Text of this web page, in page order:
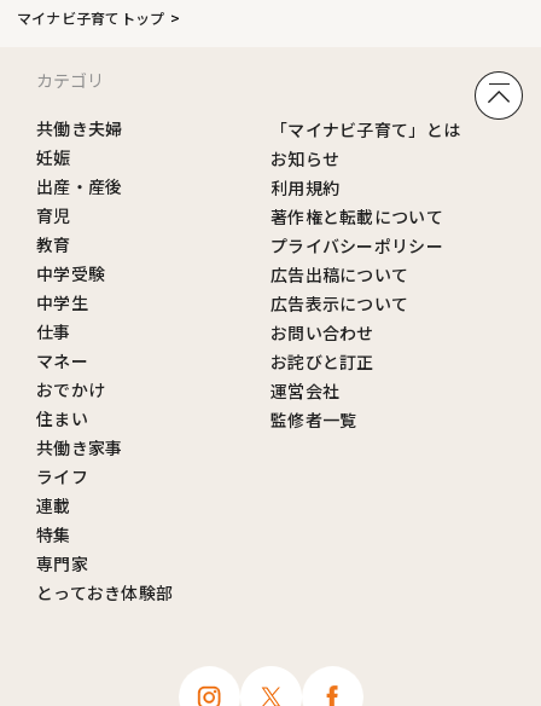
マイナビ子育てトップ
カテゴリ
共働き夫婦
妊娠
出産・産後
育児
教育
中学受験
中学生
仕事
マネー
おでかけ
住まい
共働き家事
ライフ
連載
特集
専門家
とっておき体験部
「マイナビ子育て」とは
お知らせ
利用規約
著作権と転載について
プライバシーポリシー
広告出稿について
広告表示について
お問い合わせ
お詫びと訂正
運営会社
監修者一覧